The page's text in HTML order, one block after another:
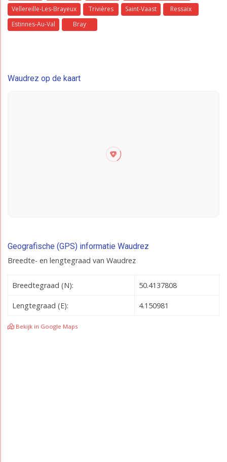
Vellereille-Les-Brayeux Trivières Saint-Vaast
Ressaix
Estinnes-Au-Val
Bray
Waudrez op de kaart
Geografische (GPS) informatie Waudrez
Breedte- en lengtegraad van Waudrez
Breedtegraad (N): 50.4137808
Lengtegraad (E): 4.150981
Bekijk in Google Maps